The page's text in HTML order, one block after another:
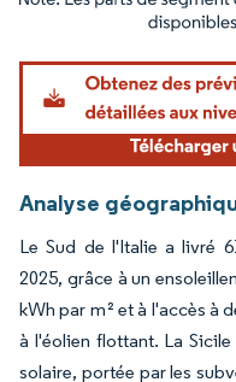
Image © Mordor Intelligence. La
Analyse
Le Sud de l'Italie a livré
2025, grâce à un
kWh par m² et à l'accès à
à l'éolien flottant. La
solaire, portée par les